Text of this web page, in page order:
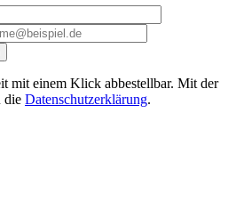
mit einem Klick abbestellbar. Mit der
die Datenschutzerklärung.